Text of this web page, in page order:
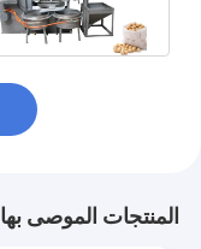
المنتجات الموصى بها